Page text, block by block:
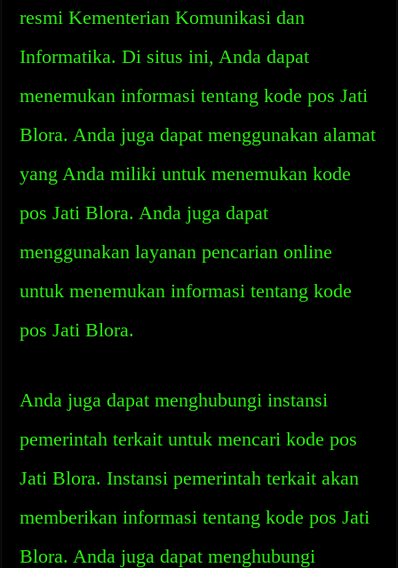
resmi Kementerian Komunikasi dan
Informatika. Di situs ini, Anda dapat
menemukan informasi tentang kode pos Jati
Blora. Anda juga dapat menggunakan alamat
yang Anda miliki untuk menemukan kode
pos Jati Blora. Anda juga dapat
menggunakan layanan pencarian online
untuk menemukan informasi tentang kode
pos Jati Blora.
Anda juga dapat menghubungi instansi
pemerintah terkait untuk mencari kode pos
Jati Blora. Instansi pemerintah terkait akan
memberikan informasi tentang kode pos Jati
Blora. Anda juga dapat menghubungi